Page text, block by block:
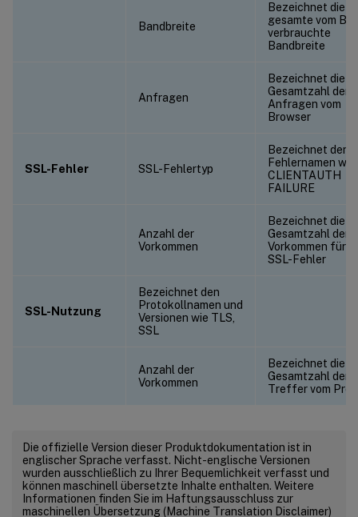
Bandbreite
Bezeichnet die
gesamte vom
verbrauchte
Bandbreite
Anfragen
Bezeichnet die
Gesamtzahl der
Anfragen vom
Browser
SSL-Fehler SSL-Fehlertyp
Bezeichnet den
Fehlernamen wie
CLIENTAUTH
FAILURE
Anzahl der
Vorkommen
Bezeichnet die
Gesamtzahl der
Vorkommen für
SSL-Fehler
SSL-Nutzung
Bezeichnet den
Protokollnamen und
Versionen wie TLS,
SSL
Anzahl der
Vorkommen
Bezeichnet die
Gesamtzahl der
Treffer vom
Die offizielle Version dieser Produktdokumentation ist in
englischer Sprache verfasst. Nicht-englische Versionen
wurden ausschließlich zu Ihrer Bequemlichkeit verfasst und
können maschinell übersetzte Inhalte enthalten. Weitere
Informationen finden Sie im Haftungsausschluss zur
maschinellen Übersetzung (Machine Translation Disclaimer)